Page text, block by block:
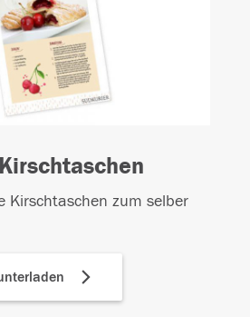
Kirschtaschen zum selber